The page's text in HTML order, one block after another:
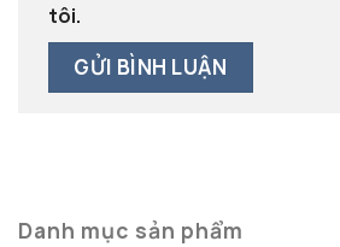
tôi.
Danh mục sản phẩm